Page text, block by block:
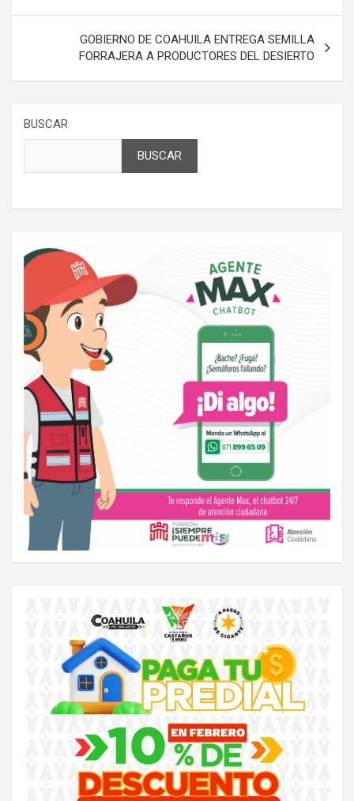
entradas
GOBIERNO DE COAHUILA ENTREGA SEMILLA
FORRAJERA A PRODUCTORES DEL DESIERTO
BUSCAR
BUSCAR